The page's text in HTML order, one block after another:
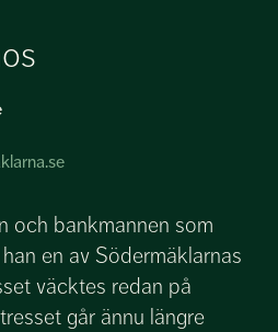
och bankmannen som
en av Södermäklarnas
väcktes redan på
går ännu längre